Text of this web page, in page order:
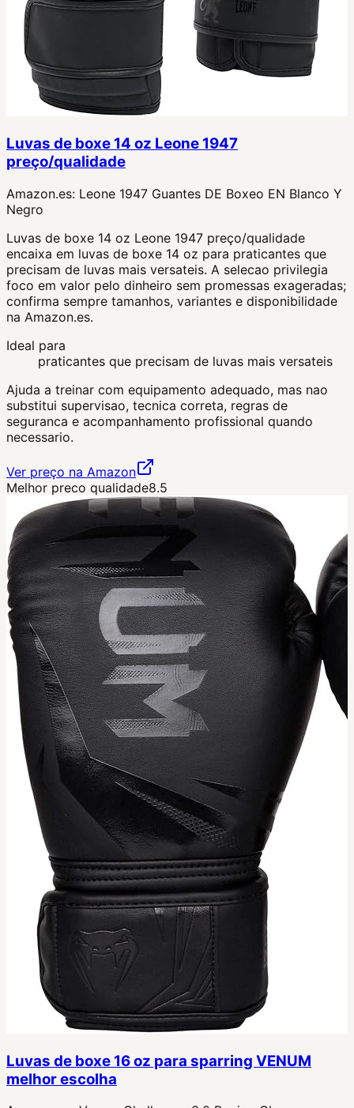
Luvas de boxe 14 oz Leone 1947
preço/qualidade
Amazon.es: Leone 1947 Guantes DE Boxeo EN Blanco Y
Negro
Luvas de boxe 14 oz Leone 1947 preço/qualidade
encaixa em luvas de boxe 14 oz para praticantes que
precisam de luvas mais versateis. A selecao privilegia
foco em valor pelo dinheiro sem promessas exageradas;
confirma sempre tamanhos, variantes e disponibilidade
na Amazon.es.
Ideal para
praticantes que precisam de luvas mais versateis
Ajuda a treinar com equipamento adequado, mas nao
substitui supervisao, tecnica correta, regras de
seguranca e acompanhamento profissional quando
necessario.
Ver preço na Amazon
Melhor preco qualidade8.5
Luvas de boxe 16 oz para sparring VENUM
melhor escolha